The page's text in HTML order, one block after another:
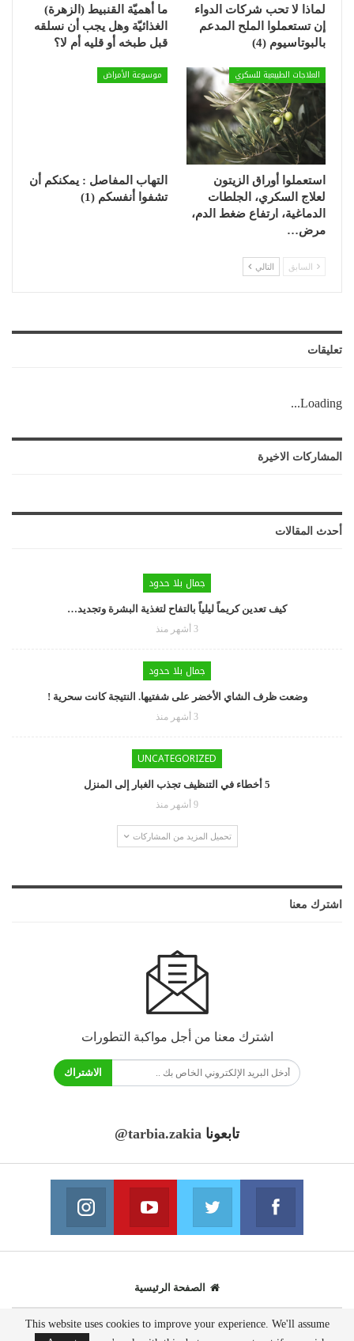
لماذا لا تحب شركات الدواء
إن تستعملوا الملح المدعم
بالبوتاسيوم (4)
ما أهميّة القنبيط (الزهرة)
الغذائيّة وهل يجب أن نسلقه
قبل طبخه أو قليه أم لا؟
العلاجات الطبيعية للسكري
استعملوا أوراق الزيتون
لعلاج السكري، الجلطات
الدماغية، ارتفاع ضغط الدم،
مرض…
موسوعة الأمراض
التهاب المفاصل : يمكنكم أن
تشفوا أنفسكم (1)
السابق التالي
تعليقات
Loading...
المشاركات الاخيرة
أحدث المقالات
جمال بلا حدود
كيف تعدين كريماً ليلياً بالتفاح لتغذية البشرة وتجديد…
3 أشهر منذ
جمال بلا حدود
وضعت ظرف الشاي الأخضر على شفتيها. النتيجة كانت سحرية !
3 أشهر منذ
UNCATEGORIZED
5 أخطاء في التنظيف تجذب الغبار إلى المنزل
9 أشهر منذ
تحميل المزيد من المشاركات
اشترك معنا
اشترك معنا من أجل مواكبة التطورات
الاشتراك
تابعونا @tarbia.zakia
فايسبوك
انضم الينا انضم الينا
يوتيوب
انضم الينا
الصفحة الرئيسية
© 2020 - جميع الحقوق محفوظة.
This website uses cookies to improve your experience. We'll assume